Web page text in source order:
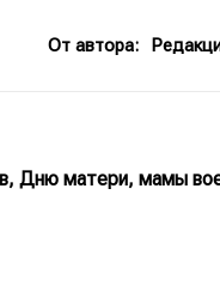
От автора:
Дню матери, мамы